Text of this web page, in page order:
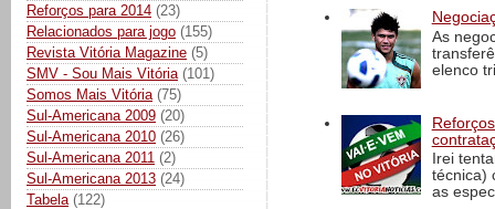
Reforços para 2014 (23)
Relacionados para jogo (155)
Revista Vitória Magazine (5)
SMV - Sou Mais Vitória (101)
Somos Mais Vitória (75)
Sul-Americana 2009 (20)
Sul-Americana 2010 (26)
Sul-Americana 2011 (2)
Sul-Americana 2013 (24)
Tabela (122)
As
elenco
Irei
técnica)
as